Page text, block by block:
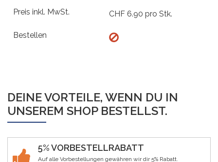
CHF 6.90 pro Stk.
DEINE VORTEILE, WENN DU IN
UNSEREM SHOP BESTELLST.
5% VORBESTELLRABATT
Auf alle Vorbestellungen gewähren wir dir 5% Rabatt.